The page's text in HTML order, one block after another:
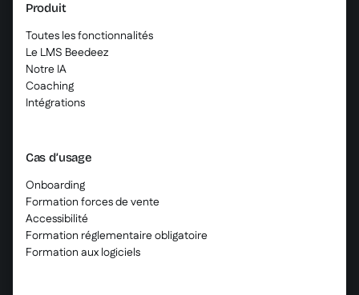
Produit
Toutes les fonctionnalités
Le LMS Beedeez
Notre IA
Coaching
Intégrations
Cas d’usage
Onboarding
Formation forces de vente
Accessibilité
Formation réglementaire obligatoire
Formation aux logiciels